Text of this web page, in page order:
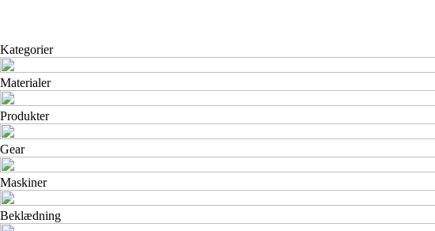
Kategorier
Materialer
Produkter
Gear
Maskiner
Beklædning